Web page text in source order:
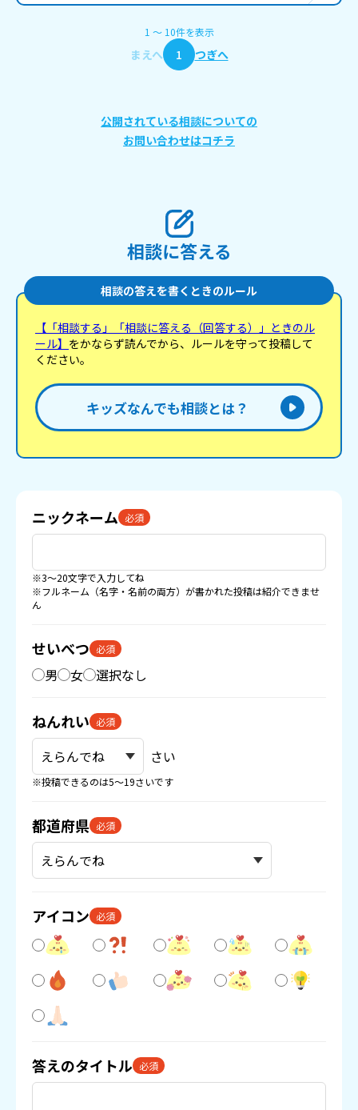
1 〜 10件を表示
まえへ 1 つぎへ
公開されている相談についての
お問い合わせはコチラ
相談に答える
相談の答えを書くときのルール
【「相談する」「相談に答える（回答する）」ときのル
ール】 をかならず読んでから、ルールを守って投稿して
ください。
キッズなんでも相談とは？
ニックネーム 必須
※3〜20文字で入力してね
※フルネーム（名字・名前の両方）が書かれた投稿は紹介できませ
ん
せいべつ 必須
男 女 選択なし
ねんれい 必須
さい
※投稿できるのは5〜19さいです
都道府県 必須
アイコン 必須
答えのタイトル 必須